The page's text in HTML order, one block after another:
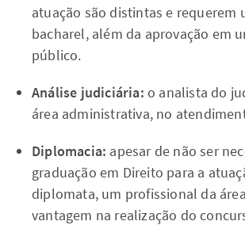
atuação são distintas e requerem
bacharel, além da aprovação em
público.
Análise judiciária: o analista do
área administrativa, no
Diplomacia: apesar de não ser
graduação em Direito para a
diplomata, um profissional da
vantagem na realização do